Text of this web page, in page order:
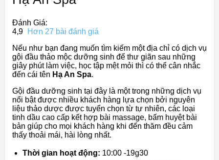
Đánh Giá:
4,9
Hơn 27 bài đánh giá
Nếu như bạn đang muốn tìm kiếm một địa chỉ có dịch vụ
gội đầu thảo mộc dưỡng sinh để thư giãn sau những
giây phút làm việc, học tập mệt mỏi thì có thể cân nhắc
đến cái tên Hạ An Spa.
Gội đầu dưỡng sinh tại đây là một trong những dịch vụ
nổi bật được nhiều khách hàng lựa chọn bởi nguyên
liệu thảo dược được tuyển chọn từ tự nhiên, các loại
tinh dầu cao cấp kết hợp bài massage, bấm huyệt bài
bản giúp cho mọi khách hàng khi đến thăm đều cảm
thấy thoải mái, hài lòng nhất.
Thời gian hoạt động: 10:00 -19g30